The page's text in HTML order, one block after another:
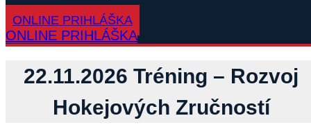
ONLINE PRIHLÁŠKA
ONLINE PRIHLÁŠKA
22.11.2026 Tréning – Rozvoj
Hokejových Zručností